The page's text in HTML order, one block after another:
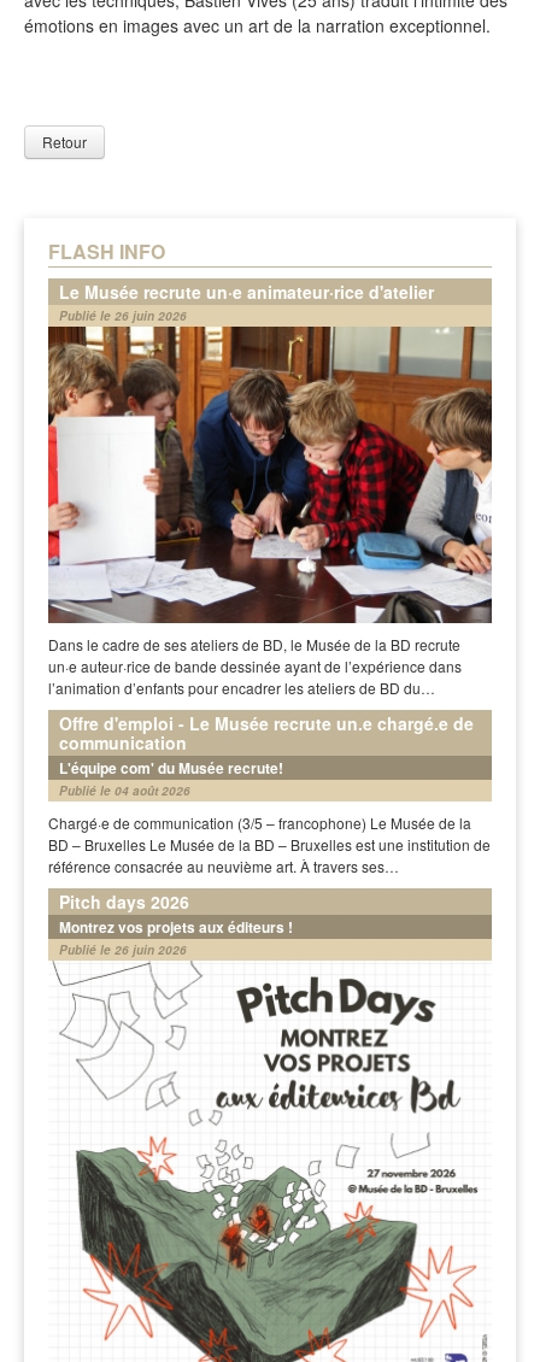
FLASH INFO
Le Musée recrute un·e animateur·rice d'atelier
Publié le 26 juin 2026
Dans le cadre de ses ateliers de BD, le Musée de la BD recrute
un·e auteur·rice de bande dessinée ayant de l’expérience dans
l’animation d’enfants pour encadrer les ateliers de BD du…
Offre d'emploi - Le Musée recrute un.e chargé.e de
communication
L'équipe com' du Musée recrute!
Publié le 04 août 2026
Chargé·e de communication (3/5 – francophone) Le Musée de la
BD – Bruxelles Le Musée de la BD – Bruxelles est une institution de
référence consacrée au neuvième art. À travers ses…
Pitch days 2026
Montrez vos projets aux éditeurs !
Publié le 26 juin 2026
émotions en images avec un art de la narration exceptionnel.
Retour